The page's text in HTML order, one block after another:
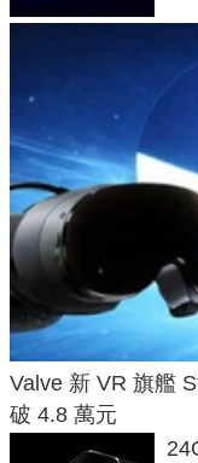
Valve 新 VR 旗艦
破 4.8 萬元